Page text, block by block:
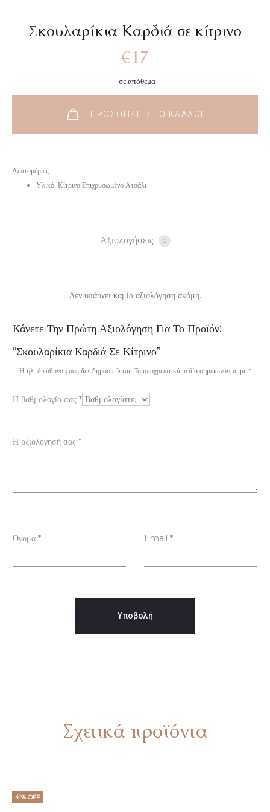
Σκουλαρίκια Καρδιά σε κίτρινο
Λεπτομέριες
Υλικό: Κίτρινο Επιχρυσωμένο Ατσάλι
€17
1 σε απόθεμα
ΠΡΟΣΘΉΚΗ ΣΤΟ ΚΑΛΆΘΙ
Αξιολογήσεις 0
Α
ξ
ο
ο
σ
ι
ς
Δεν υπάρχει καμία αξιολόγηση ακόμη.
Κάνετε Την Πρώτη Αξιολόγηση Για Το Προϊόν:
“Σκουλαρίκια Καρδιά Σε Κίτρινο”
Η ηλ. διεύθυνση σας δεν δημοσιεύεται. Τα υποχρεωτικά πεδία σημειώνονται με *
Η βαθμολογία σας *
Η αξιολόγησή σας *
Όνομα * Email *
Σχετικά προϊόντα
41% OFF